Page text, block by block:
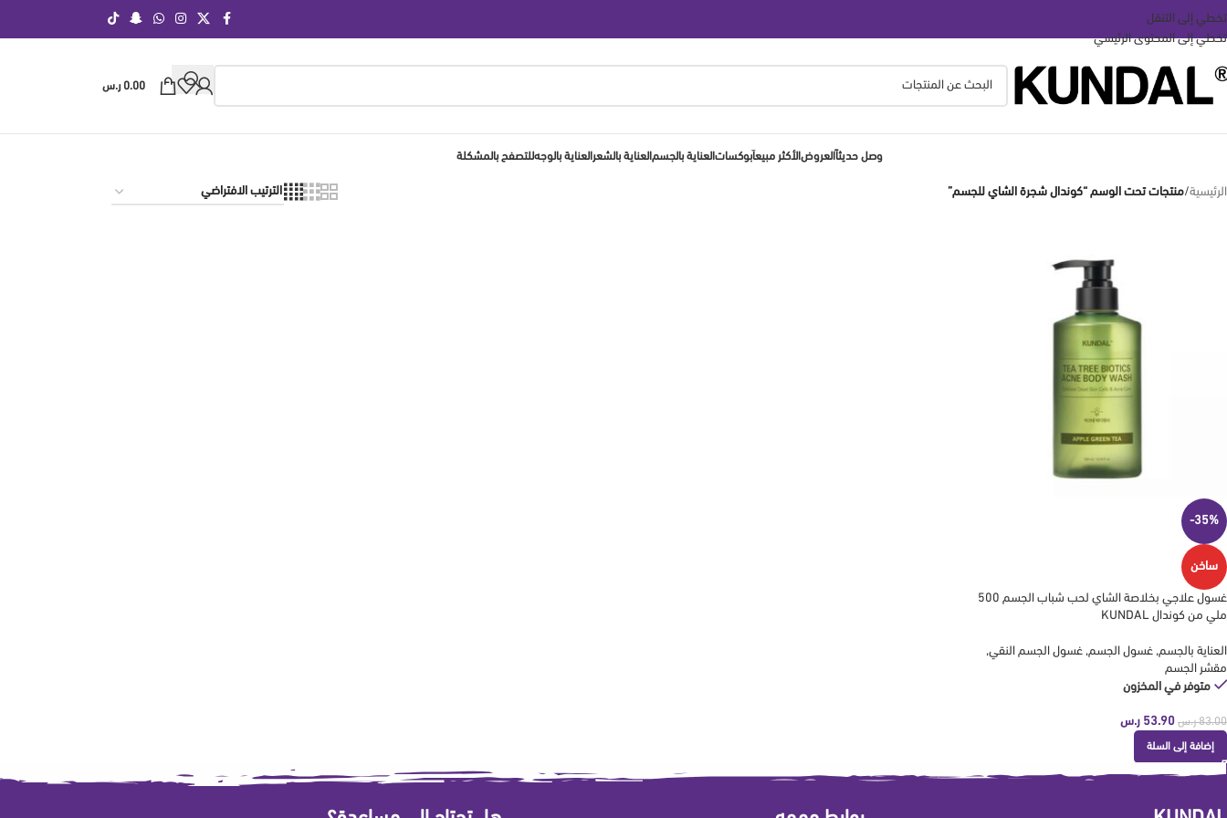
تخطي إلى التنقل
تخطي إلى المحتوى الرئيسي
0.00 ر.س
وصل حديثاً العروض الأكثر مبيعاَبوكسات العناية بالجسم العناية بالشعر العناية بالوجهللتصفح بالمشكلة
الرئيسية/منتجات تحت الوسم “كوندال شجرة الشاي للجسم”
-35%
ساخن
غسول علاجي بخلاصة الشاي لحب شباب الجسم 500
ملي من كوندال KUNDAL
العناية بالجسم, غسول الجسم, غسول الجسم النقي,
مقشر الجسم
متوفر في المخزون
83.00 ر.س 53.90 ر.س
إضافة إلى السلة